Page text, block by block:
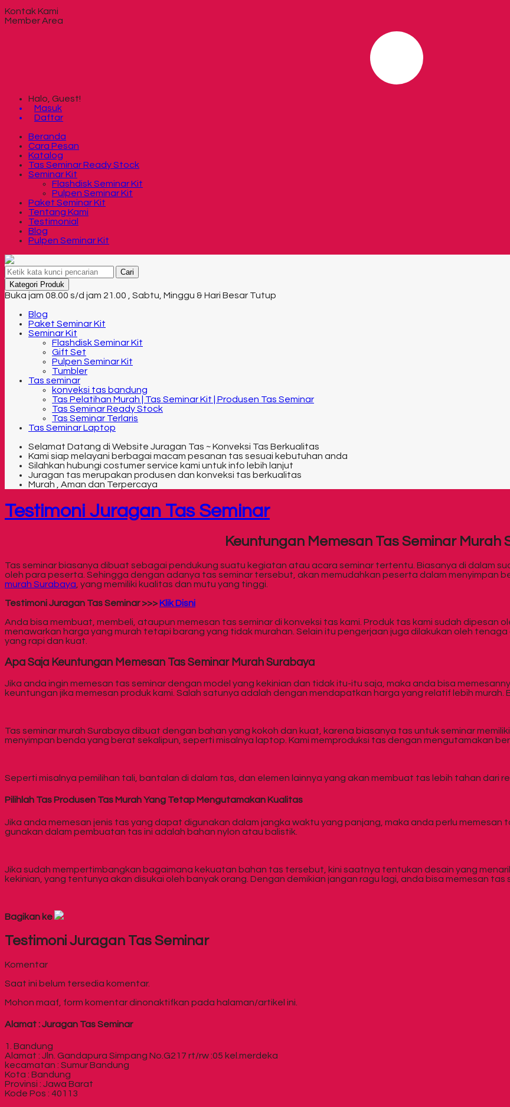
Kontak Kami
Member Area
Halo, Guest!
Masuk
Daftar
Beranda
Cara Pesan
Katalog
Tas Seminar Ready Stock
Seminar Kit
Flashdisk Seminar Kit
Pulpen Seminar Kit
Paket Seminar Kit
Tentang Kami
Testimonial
Blog
Pulpen Seminar Kit
Cari
Kategori Produk
Buka jam 08.00 s/d jam 21.00 , Sabtu, Minggu & Hari Besar Tutup
Blog
Paket Seminar Kit
Seminar Kit
Flashdisk Seminar Kit
Gift Set
Pulpen Seminar Kit
Tumbler
Tas seminar
konveksi tas bandung
Tas Pelatihan Murah | Tas Seminar Kit | Produsen Tas Seminar
Tas Seminar Ready Stock
Tas Seminar Terlaris
Tas Seminar Laptop
Selamat Datang di Website Juragan Tas ~ Konveksi Tas Berkualitas
Kami siap melayani berbagai macam pesanan tas sesuai kebutuhan anda
Silahkan hubungi costumer service kami untuk info lebih lanjut
Juragan tas merupakan produsen dan konveksi tas berkualitas
Murah , Aman dan Terpercaya
Testimoni Juragan Tas Seminar
Keuntungan Memesan Tas Seminar Murah
Tas seminar biasanya dibuat sebagai pendukung suatu kegiatan atau acara seminar tertentu. Biasanya di dalam
oleh para peserta. Sehingga dengan adanya tas seminar tersebut, akan memudahkan peserta dalam menyimpan
murah Surabaya , yang memiliki kualitas dan mutu yang tinggi.
Testimoni Juragan Tas Seminar >>>Klik Disni
Anda bisa membuat, membeli, ataupun memesan tas seminar di konveksi tas kami. Produk tas kami sudah dipesan
menawarkan harga yang murah tetapi barang yang tidak murahan. Selain itu pengerjaan juga dilakukan oleh
yang rapi dan kuat.
Apa Saja Keuntungan Memesan Tas Seminar Murah Surabaya
Jika anda ingin memesan tas seminar dengan model yang kekinian dan tidak itu-itu saja, maka anda bisa
keuntungan jika memesan produk kami. Salah satunya adalah dengan mendapatkan harga yang relatif lebih
Tas seminar murah Surabaya dibuat dengan bahan yang kokoh dan kuat, karena biasanya tas untuk seminar
menyimpan benda yang berat sekalipun, seperti misalnya laptop. Kami memproduksi tas dengan mengutamakan
Seperti misalnya pemilihan tali, bantalan di dalam tas, dan elemen lainnya yang akan membuat tas lebih tahan dari
Pilihlah Tas Produsen Tas Murah Yang Tetap Mengutamakan Kualitas
Jika anda memesan jenis tas yang dapat digunakan dalam jangka waktu yang panjang, maka anda perlu
gunakan dalam pembuatan tas ini adalah bahan nylon atau balistik.
Jika sudah mempertimbangkan bagaimana kekuatan bahan tas tersebut, kini saatnya tentukan desain yang
kekinian, yang tentunya akan disukai oleh banyak orang. Dengan demikian jangan ragu lagi, anda bisa memesan tas
Bagikan ke
Testimoni Juragan Tas Seminar
Komentar
Saat ini belum tersedia komentar.
Mohon maaf, form komentar dinonaktifkan pada halaman/artikel ini.
Alamat : Juragan Tas Seminar
1. Bandung
Alamat : Jln. Gandapura Simpang No.G217 rt/rw :05 kel.merdeka
kecamatan : Sumur Bandung
Kota : Bandung
Provinsi : Jawa Barat
Kode Pos : 40113